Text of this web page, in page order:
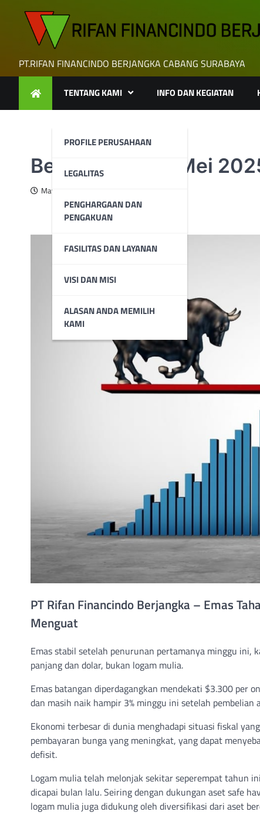
PT.RIFAN FINANCINDO BERJANGKA CABANG SURABAYA
TENTANG KAMI
PROFILE PERUSAHAAN
LEGALITAS
PENGHARGAAN DAN
PENGAKUAN
FASILITAS DAN LAYANAN
VISI DAN MISI
ALASAN ANDA MEMILIH
KAMI
INFO DAN KEGIATAN
Berita Emas 22 Mei
May 23, 2025
PT Rifan Financindo Berjangka – Emas
Menguat
Emas stabil setelah penurunan pertamanya minggu ini,
panjang dan dolar, bukan logam mulia.
Emas batangan diperdagangkan mendekati $3.300 per
dan masih naik hampir 3% minggu ini setelah
Ekonomi terbesar di dunia menghadapi situasi fiskal
pembayaran bunga yang meningkat, yang dapat
defisit.
Logam mulia telah melonjak sekitar seperempat tahun
dicapai bulan lalu. Seiring dengan dukungan aset safe
logam mulia juga didukung oleh diversifikasi dari aset